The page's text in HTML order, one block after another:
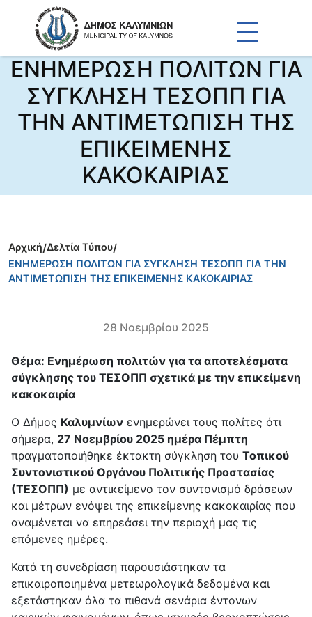
ΕΝΗΜΕΡΩΣΗ ΠΟΛΙΤΩΝ ΓΙΑ
ΣΥΓΚΛΗΣΗ ΤΕΣΟΠΠ ΓΙΑ
ΤΗΝ ΑΝΤΙΜΕΤΩΠΙΣΗ ΤΗΣ
ΕΠΙΚΕΙΜΕΝΗΣ
ΚΑΚΟΚΑΙΡΙΑΣ
Αρχική/Δελτία Τύπου/
ΕΝΗΜΕΡΩΣΗ ΠΟΛΙΤΩΝ ΓΙΑ ΣΥΓΚΛΗΣΗ ΤΕΣΟΠΠ ΓΙΑ ΤΗΝ
ΑΝΤΙΜΕΤΩΠΙΣΗ ΤΗΣ ΕΠΙΚΕΙΜΕΝΗΣ ΚΑΚΟΚΑΙΡΙΑΣ
28 Νοεμβρίου 2025
Θέμα: Ενημέρωση πολιτών για τα αποτελέσματα
σύγκλησης του ΤΕΣΟΠΠ σχετικά με την επικείμενη
κακοκαιρία
Ο Δήμος Καλυμνίων ενημερώνει τους πολίτες ότι
σήμερα, 27 Νοεμβρίου 2025 ημέρα Πέμπτη
πραγματοποιήθηκε έκτακτη σύγκληση του Τοπικού
Συντονιστικού Οργάνου Πολιτικής Προστασίας
(ΤΕΣΟΠΠ) με αντικείμενο τον συντονισμό δράσεων
και μέτρων ενόψει της επικείμενης κακοκαιρίας που
αναμένεται να επηρεάσει την περιοχή μας τις
επόμενες ημέρες.
Κατά τη συνεδρίαση παρουσιάστηκαν τα
επικαιροποιημένα μετεωρολογικά δεδομένα και
εξετάστηκαν όλα τα πιθανά σενάρια έντονων